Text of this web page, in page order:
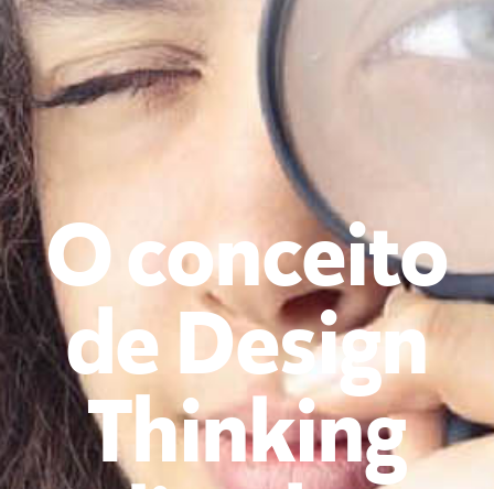
O conceito
de Design
Thinking